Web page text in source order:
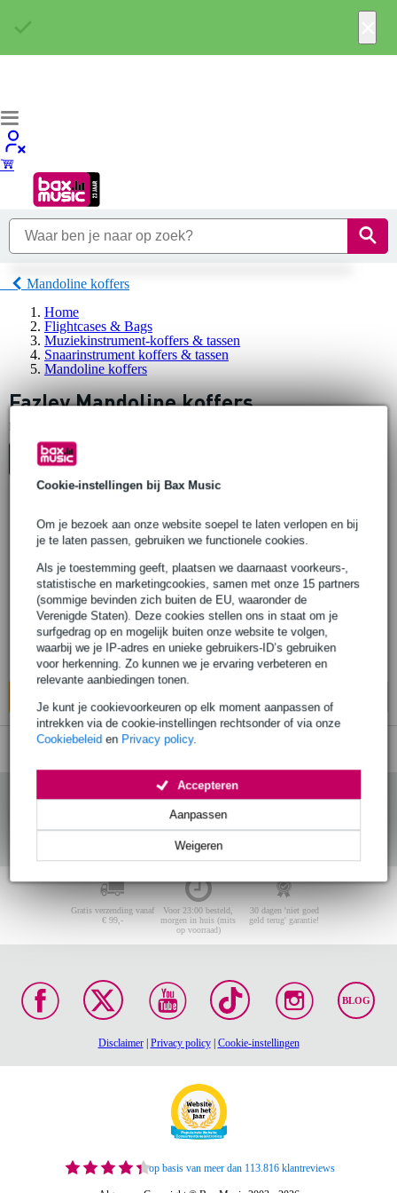
Cookie-instellingen bij Bax Music
Om je bezoek aan onze website soepel te laten verlopen en bij
je te laten passen, gebruiken we functionele cookies.
Als je toestemming geeft, plaatsen we daarnaast voorkeurs-,
statistische en marketingcookies, samen met onze 15 partners
(sommige bevinden zich buiten de EU, waaronder de
Verenigde Staten). Deze cookies stellen ons in staat om je
surfgedrag op en mogelijk buiten onze website te volgen,
waarbij we je IP-adres en unieke gebruikers-ID’s gebruiken
voor herkenning. Zo kunnen we je ervaring verbeteren en
relevante aanbiedingen tonen.
Je kunt je cookievoorkeuren op elk moment aanpassen of
intrekken via de cookie-instellingen rechtsonder of via onze
Cookiebeleid en Privacy policy.
Weigeren
Aanpassen
Accepteren
Mandoline koffers
Home
Flightcases & Bags
Muziekinstrument-koffers & tassen
Snaarinstrument koffers & tassen
Mandoline koffers
Fazley Mandoline koffers
Er is
Top-10
Popu
lair
Fazley Protecc AMBK ABS koffer voor
mandoline zwart
Adviesprijs € 110,- € 69,-
Op voorraad
Ook in2 winkelsop voorraad
Gratis verzending vanaf
€ 99,-
Voor 23:00 besteld,
morgen in huis (mits
op voorraad)
30 dagen 'niet goed
geld terug' garantie!
BLOG
Disclaimer| Privacy policy| Cookie-instellingen
op basis van meer dan 113.816 klantreviews